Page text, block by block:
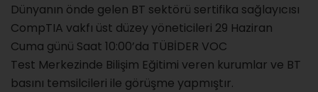
Dünyanın önde gelen BT sektörü sertifika sağlayıcısı
CompTIA vakfı üst düzey yöneticileri 29 Haziran
Cuma günü Saat 10:00’da TÜBİDER VOC
Test Merkezinde Bilişim Eğitimi veren kurumlar ve BT
basını temsilcileri ile görüşme yapmıştır.